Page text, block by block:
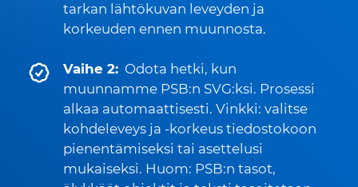
tarkan lähtökuvan leveyden ja
korkeuden ennen muunnosta.
Vaihe 2: Odota hetki, kun
muunnamme PSB:n SVG:ksi. Prosessi
alkaa automaattisesti. Vinkki: valitse
kohdeleveys ja -korkeus tiedostokoon
pienentämiseksi tai asettelusi
mukaiseksi. Huom: PSB:n tasot,